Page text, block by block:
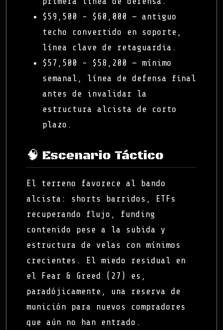
$59,500 - $60,000 — antiguo
techo convertido en soporte,
línea clave de retaguardia.
$57,500 - $58,200 — mínimo
semanal, línea de defensa final
antes de invalidar la
estructura alcista de corto
plazo.
🧠 Escenario Táctico
El terreno favorece al bando
alcista: shorts barridos, ETFs
recuperando flujo, funding
contenido pese a la subida y
estructura de velas con mínimos
crecientes. El miedo residual en
el Fear & Greed (27) es,
paradójicamente, una reserva de
munición para nuevos compradores
que aún no han entrado.